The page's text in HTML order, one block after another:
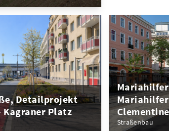
Detailprojekt
Kagraner Platz
Straßenbau